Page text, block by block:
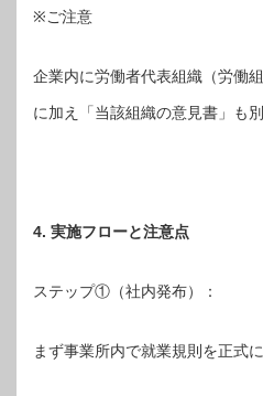
※ご注意
企業内に労働者代表組織（労働
に加え「当該組織の意見書」も
4. 実施フローと注意点
ステップ①（社内発布）：
まず事業所内で就業規則を正式